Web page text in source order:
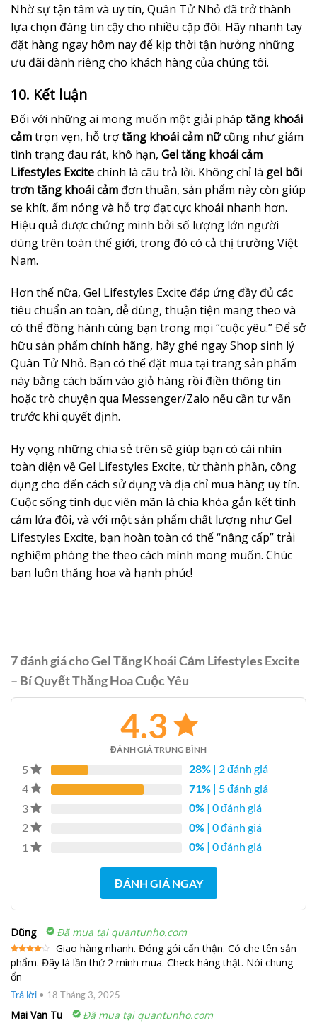
Nhờ sự tận tâm và uy tín, Quân Tử Nhỏ đã trở thành
lựa chọn đáng tin cậy cho nhiều cặp đôi. Hãy nhanh tay
đặt hàng ngay hôm nay để kịp thời tận hưởng những
ưu đãi dành riêng cho khách hàng của chúng tôi.
10. Kết luận
Đối với những ai mong muốn một giải pháp tăng khoái
cảmtrọn vẹn, hỗ trợtăng khoái cảm nữcũng như giảm
tình trạng đau rát, khô hạn, Gel tăng khoái cảm
Lifestyles Excitechính là câu trả lời. Không chỉ là gel bôi
trơn tăng khoái cảm đơn thuần, sản phẩm này còn giúp
se khít, ấm nóng và hỗ trợ đạt cực khoái nhanh hơn.
Hiệu quả được chứng minh bởi số lượng lớn người
dùng trên toàn thế giới, trong đó có cả thị trường Việt
Nam.
Hơn thế nữa, Gel Lifestyles Excite đáp ứng đầy đủ các
tiêu chuẩn an toàn, dễ dùng, thuận tiện mang theo và
có thể đồng hành cùng bạn trong mọi “cuộc yêu.” Để sở
hữu sản phẩm chính hãng, hãy ghé ngay Shop sinh lý
Quân Tử Nhỏ. Bạn có thể đặt mua tại trang sản phẩm
này bằng cách bấm vào giỏ hàng rồi điền thông tin
hoặc trò chuyện qua Messenger/Zalo nếu cần tư vấn
trước khi quyết định.
Hy vọng những chia sẻ trên sẽ giúp bạn có cái nhìn
toàn diện về Gel Lifestyles Excite, từ thành phần, công
dụng cho đến cách sử dụng và địa chỉ mua hàng uy tín.
Cuộc sống tình dục viên mãn là chìa khóa gắn kết tình
cảm lứa đôi, và với một sản phẩm chất lượng như Gel
Lifestyles Excite, bạn hoàn toàn có thể “nâng cấp” trải
nghiệm phòng the theo cách mình mong muốn. Chúc
bạn luôn thăng hoa và hạnh phúc!
7 đánh giá choGel Tăng Khoái Cảm Lifestyles Excite
– Bí Quyết Thăng Hoa Cuộc Yêu
4.3
ĐÁNH GIÁ TRUNG BÌNH
5 28% | 2 đánh giá
4
71% | 5 đánh giá
3
0% | 0 đánh giá
2
0% | 0 đánh giá
1
0% | 0 đánh giá
ĐÁNH GIÁ NGAY
Dũng Đã mua tại quantunho.com
Được
xếp
hạng
5 sao
Giao hàng nhanh. Đóng gói cẩn thận. Có che tên sản
phẩm. Đây là lần thứ 2 mình mua. Check hàng thật. Nói chung
ổn
Trả lời • 18 Tháng 3, 2025
Mai Van Tu Đã mua tại quantunho.com